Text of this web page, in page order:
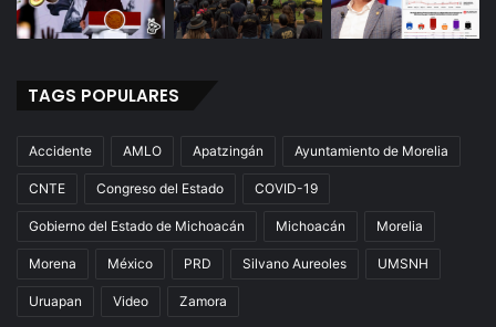
TAGS POPULARES
Accidente AMLO Apatzingán Ayuntamiento de Morelia
CNTE Congreso del Estado COVID-19
Gobierno del Estado de Michoacán Michoacán Morelia
Morena México PRD Silvano Aureoles UMSNH
Uruapan Video Zamora